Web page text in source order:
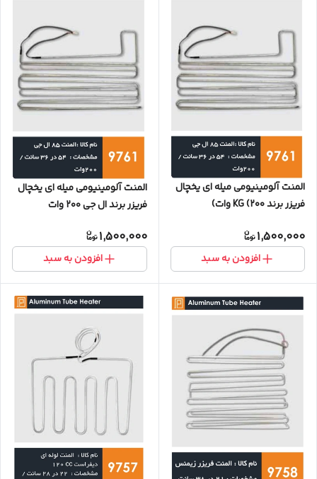
المنت آلومینیومی میله ای یخچال
فریزر برند KG (۲۰۰ وات)
1,500,000
افزودن به سبد
المنت آلومینیومی میله ای یخچال
فریزر برند ال جی ۲۰۰ وات
1,500,000
افزودن به سبد